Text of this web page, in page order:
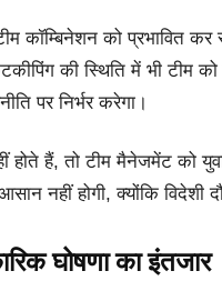
कॉम्बिनेशन को प्रभावित
की स्थिति में भी टीम
पर निर्भर करेगा।
होते हैं, तो टीम मैनेजमेंट को
नहीं होगी, क्योंकि विदेशी
घोषणा का इंतजार